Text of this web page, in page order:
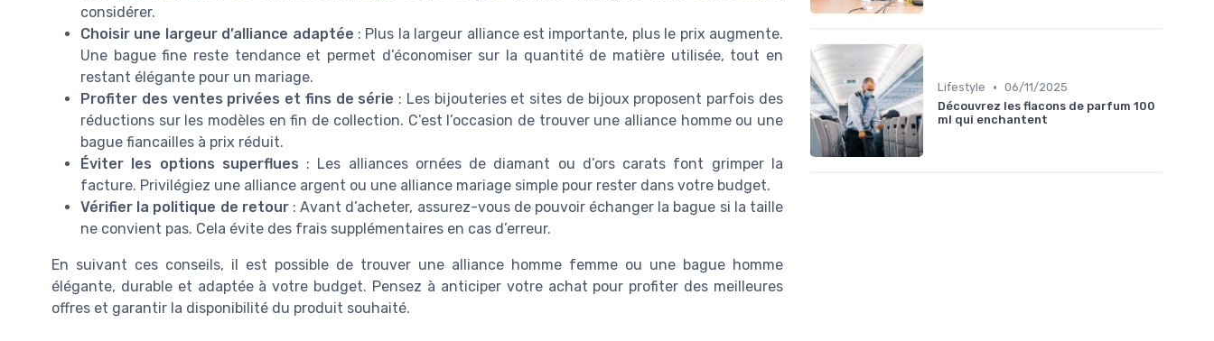
considérer.
Choisir une largeur d’alliance adaptée : Plus la largeur alliance est importante, plus le prix augmente.
Une bague fine reste tendance et permet d’économiser sur la quantité de matière utilisée, tout en
restant élégante pour un mariage.
Profiter des ventes privées et fins de série : Les bijouteries et sites de bijoux proposent parfois des
réductions sur les modèles en fin de collection. C’est l’occasion de trouver une alliance homme ou une
bague fiancailles à prix réduit.
Éviter les options superflues : Les alliances ornées de diamant ou d’ors carats font grimper la
facture. Privilégiez une alliance argent ou une alliance mariage simple pour rester dans votre budget.
Vérifier la politique de retour: Avant d’acheter, assurez-vous de pouvoir échanger la bague si la taille
ne convient pas. Cela évite des frais supplémentaires en cas d’erreur.
En suivant ces conseils, il est possible de trouver une alliance homme femme ou une bague homme
élégante, durable et adaptée à votre budget. Pensez à anticiper votre achat pour profiter des meilleures
offres et garantir la disponibilité du produit souhaité.
Lifestyle • 06/11/2025
Découvrez les flacons de parfum 100
ml qui enchantent